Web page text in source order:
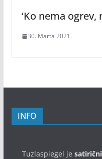
‘Ko nema ogrev,
30. Marta 2021.
INFO
Tuzlaspiegel je satirični